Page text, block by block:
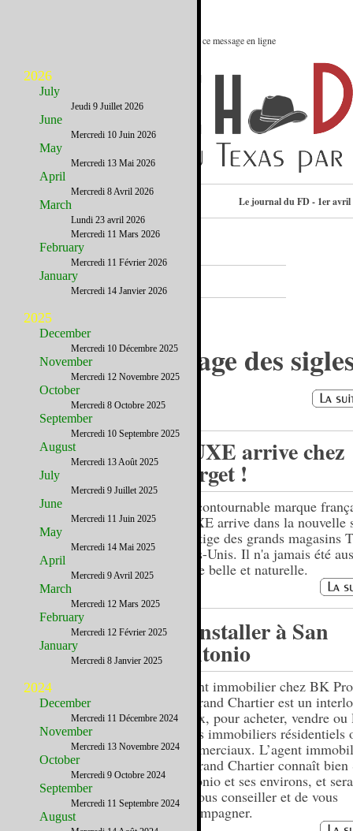
Le meilleur des Etats-Unis : Voir ce message en ligne
Consulter l’annuaire Le journal du FD - 1er avril
A la Une
Décoder le langage des
NUXE arrive chez
Target !
L'incontournable marque
NUXE arrive dans la nouvelle
Prestige des grands magasins
Etats-Unis. Il n'a jamais été
d'être belle et naturelle.
S'installer à San
Antonio
Agent immobilier chez BK
Bertrand Chartier est un
choix, pour acheter, vendre ou
biens immobiliers résidentiels
commerciaux. L’agent
Bertrand Chartier connaît bien
Antonio et ses environs, et
de vous conseiller et de vous
accompagner.
2026
July
Jeudi 9 Juillet 2026
June
Mercredi 10 Juin 2026
May
Mercredi 13 Mai 2026
April
Mercredi 8 Avril 2026
March
Lundi 23 avril 2026
Mercredi 11 Mars 2026
February
Mercredi 11 Février 2026
January
Mercredi 14 Janvier 2026
2025
December
Mercredi 10 Décembre 2025
November
Mercredi 12 Novembre 2025
October
Mercredi 8 Octobre 2025
September
Mercredi 10 Septembre 2025
August
Mercredi 13 Août 2025
July
Mercredi 9 Juillet 2025
June
Mercredi 11 Juin 2025
May
Mercredi 14 Mai 2025
April
Mercredi 9 Avril 2025
March
Mercredi 12 Mars 2025
February
Mercredi 12 Février 2025
January
Mercredi 8 Janvier 2025
2024
December
Mercredi 11 Décembre 2024
November
Mercredi 13 Novembre 2024
October
Mercredi 9 Octobre 2024
September
Mercredi 11 Septembre 2024
August